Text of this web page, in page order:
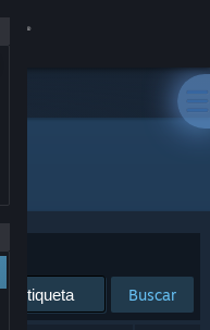
Buscar